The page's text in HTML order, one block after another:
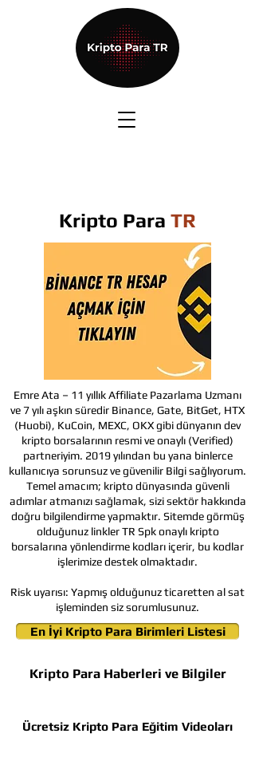
Ücretsiz Kripto Para Eğitim Videoları
Kripto Para Haberleri ve Bilgiler
En İyi Kripto Para Birimleri Listesi
Kripto Para TR
Emre Ata – 11 yıllık Affiliate Pazarlama Uzmanı
ve 7 yılı aşkın süredir Binance, Gate, BitGet, HTX
(Huobi), KuCoin, MEXC, OKX gibi dünyanın dev
kripto borsalarının resmi ve onaylı (Verified)
partneriyim. 2019 yılından bu yana binlerce
kullanıcıya sorunsuz ve güvenilir Bilgi sağlıyorum.
Temel amacım; kripto dünyasında güvenli
adımlar atmanızı sağlamak, sizi sektör hakkında
doğru bilgilendirme yapmaktır. Sitemde görmüş
olduğunuz linkler TR Spk onaylı kripto
borsalarına yönlendirme kodları içerir, bu kodlar
işlerimize destek olmaktadır.
Risk uyarısı: Yapmış olduğunuz ticaretten al sat
işleminden siz sorumlusunuz.